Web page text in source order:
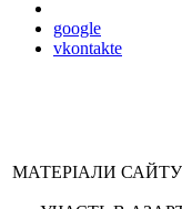
google
vkontakte
МАТЕРІАЛИ САЙТУ